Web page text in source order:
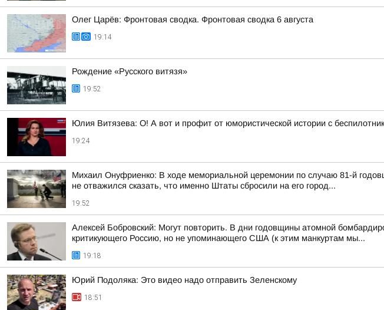
Олег Царёв: Фронтовая сводка. Фронтовая сводка 6 августа
19:14
Рождение «Русского витязя»
19:52
Юлия Витязева: О! А вот и профит от юмористической истории с
19:24
Михаил Онуфриенко: В ходе мемориальной церемонии по случаю 81-й
не отважился сказать, что именно Штаты сбросили на его город...
19:52
Алексей Бобровский: Могут повторить. В дни годовщины атомной
критикующего Россию, но не упоминающего США (к этим манкуртам мы...
19:18
Юрий Подоляка: Это видео надо отправить Зеленскому
18:51